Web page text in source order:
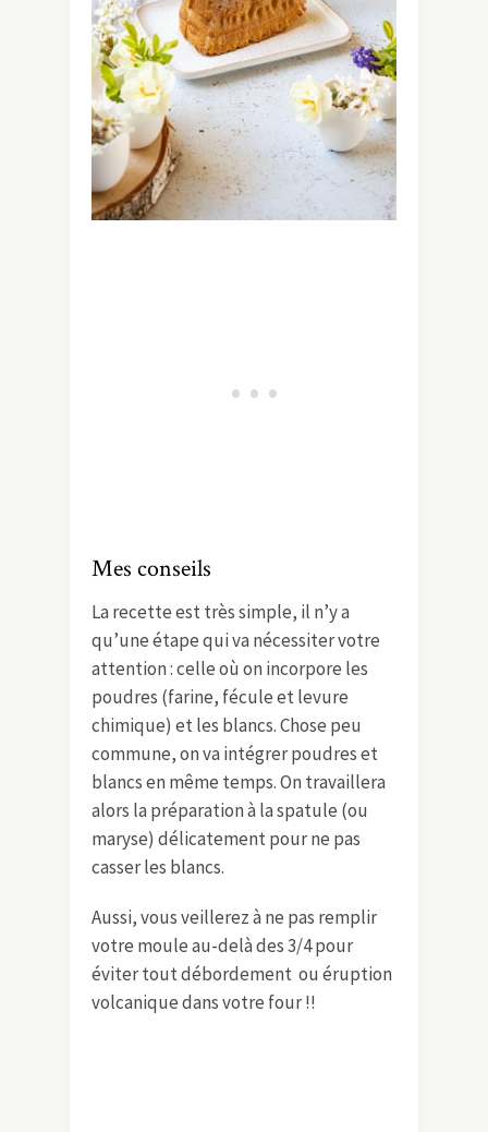
Mes conseils
La recette est très simple, il n’y a
qu’une étape qui va nécessiter votre
attention : celle où on incorpore les
poudres (farine, fécule et levure
chimique) et les blancs. Chose peu
commune, on va intégrer poudres et
blancs en même temps. On travaillera
alors la préparation à la spatule (ou
maryse) délicatement pour ne pas
casser les blancs.
Aussi, vous veillerez à ne pas remplir
votre moule au-delà des 3/4 pour
éviter tout débordement ou éruption
volcanique dans votre four !!